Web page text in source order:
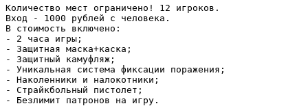
Количество мест ограничено! 12 игроков.
Вход - 1000 рублей с человека.
В стоимость включено:
- 2 часа игры;
- Защитная маска+каска;
- Защитный камуфляж;
- Уникальная система фиксации поражения;
- Наколенники и налокотники;
- Страйкбольный пистолет;
- Безлимит патронов на игру.